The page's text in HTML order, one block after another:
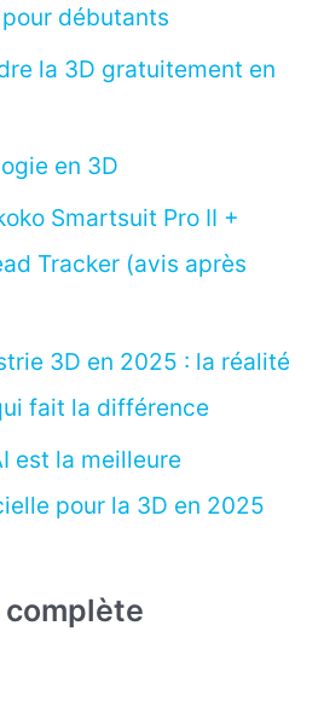
débutants
la 3D gratuitement en
en 3D
Smartsuit Pro II +
Tracker (avis après
3D en 2025 : la réalité
fait la différence
est la meilleure
pour la 3D en 2025